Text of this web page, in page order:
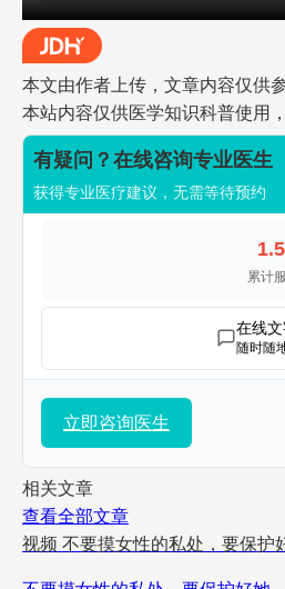
本文由作者上传，文章内容仅供
本站内容仅供医学知识科普使用
有疑问？在线咨询专业医生
获得专业医疗建议，无需等待预约
累计
在线
随时随
立即咨询医生
相关文章
查看全部文章
视频 不要摸女性的私处，要保护